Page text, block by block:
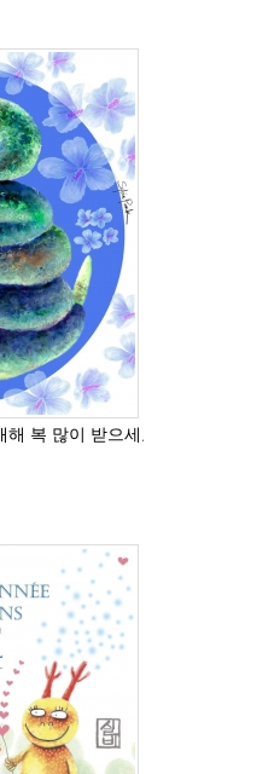
복 많이 받으세요 ^^